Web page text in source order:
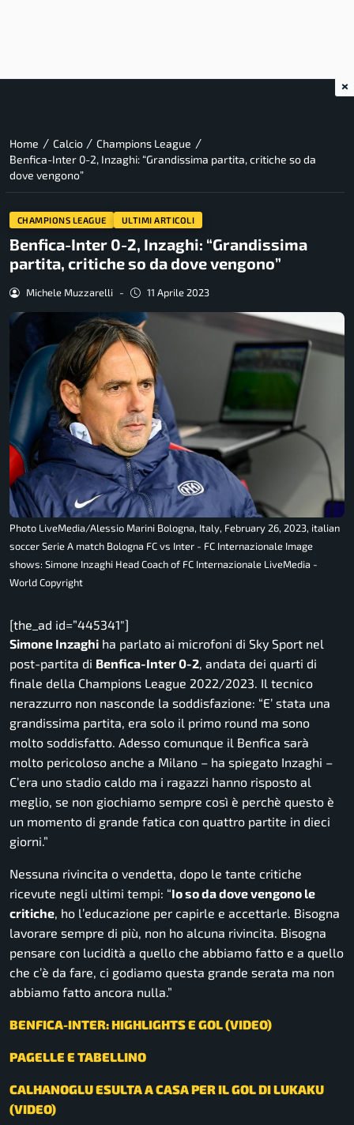
Home / Calcio / Champions League /
Benfica-Inter 0-2, Inzaghi: “Grandissima partita, critiche so da
dove vengono”
CHAMPIONS LEAGUE ULTIMI ARTICOLI
Benfica-Inter 0-2, Inzaghi: “Grandissima
partita, critiche so da dove vengono”
Michele Muzzarelli - 11 Aprile 2023
Photo LiveMedia/Alessio Marini Bologna, Italy, February 26, 2023, italian
soccer Serie A match Bologna FC vs Inter - FC Internazionale Image
shows: Simone Inzaghi Head Coach of FC Internazionale LiveMedia -
World Copyright
[the_ad id=”445341″]
Simone Inzaghi ha parlato ai microfoni di Sky Sport nel
post-partita di Benfica-Inter 0-2, andata dei quarti di
finale della Champions League 2022/2023. Il tecnico
nerazzurro non nasconde la soddisfazione: “E’ stata una
grandissima partita, era solo il primo round ma sono
molto soddisfatto. Adesso comunque il Benfica sarà
molto pericoloso anche a Milano – ha spiegato Inzaghi –
C’era uno stadio caldo ma i ragazzi hanno risposto al
meglio, se non giochiamo sempre così è perchè questo è
un momento di grande fatica con quattro partite in dieci
giorni.”
Nessuna rivincita o vendetta, dopo le tante critiche
ricevute negli ultimi tempi: “Io so da dove vengono le
critiche, ho l’educazione per capirle e accettarle. Bisogna
lavorare sempre di più, non ho alcuna rivincita. Bisogna
pensare con lucidità a quello che abbiamo fatto e a quello
che c’è da fare, ci godiamo questa grande serata ma non
abbiamo fatto ancora nulla.”
BENFICA-INTER: HIGHLIGHTS E GOL (VIDEO)
PAGELLE E TABELLINO
CALHANOGLU ESULTA A CASA PER IL GOL DI LUKAKU
(VIDEO)
×